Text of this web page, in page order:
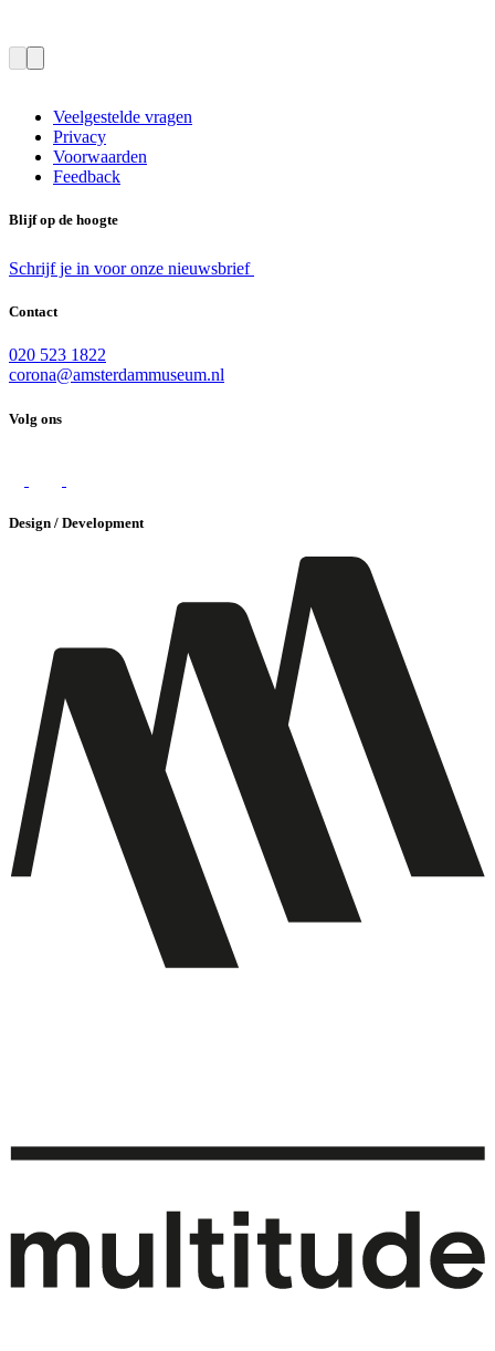
Veelgestelde vragen
Privacy
Voorwaarden
Feedback
Blijf op de hoogte
Schrijf je in voor onze nieuwsbrief
Contact
020 523 1822
corona@amsterdammuseum.nl
Volg ons
Design / Development